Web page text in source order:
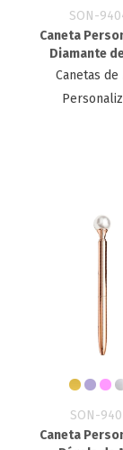
SON-
Caneta
Diamante
Canetas
SON-
Caneta